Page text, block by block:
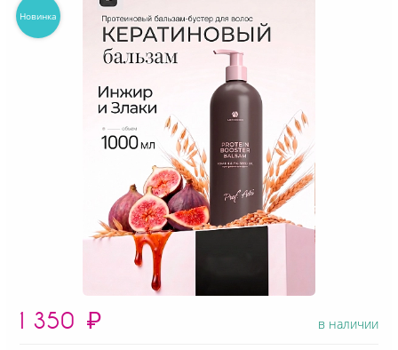
1 350 ₽ в наличии